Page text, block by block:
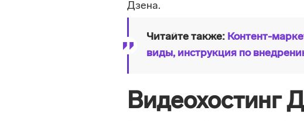
Дзена.
Читайте также: Контент-
виды, инструкция по
Видеохостинг